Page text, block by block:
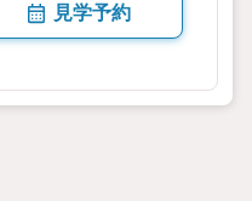
見学予約